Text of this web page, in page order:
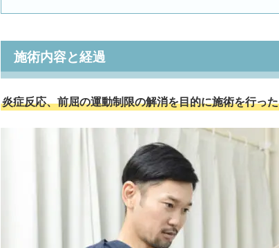
施術内容と経過
炎症反応、前屈の運動制限の解消を目的に施術を行った